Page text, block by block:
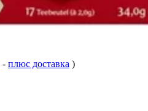
- плюс доставка )